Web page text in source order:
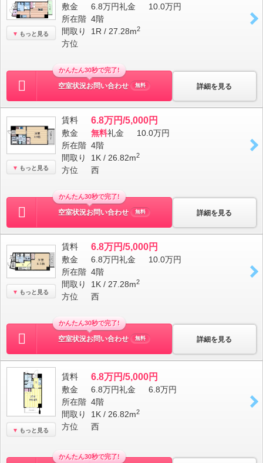
もっと見る
敷金 6.8万円礼金
10.0万円
所在階 4階
間取り
1R / 27.28m2
方位
詳細を見る
かんたん30秒で完了!
空室状況お問い合わせ 無料
もっと見る
賃料 6.8万円/5,000円
敷金 無料礼金
10.0万円
所在階 4階
間取り
1K / 26.82m2
方位 西
詳細を見る
かんたん30秒で完了!
空室状況お問い合わせ 無料
もっと見る
賃料 6.8万円/5,000円
敷金 6.8万円礼金
10.0万円
所在階 4階
間取り
1K / 27.28m2
方位 西
詳細を見る
かんたん30秒で完了!
空室状況お問い合わせ 無料
もっと見る
賃料 6.8万円/5,000円
敷金 6.8万円礼金
6.8万円
所在階 4階
間取り
1K / 26.82m2
方位 西
かんたん30秒で完了!